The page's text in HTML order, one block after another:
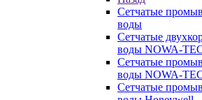
Сетчатые
воды
Сетчатые
воды NOWA-
Сетчатые
воды NOWA-
Сетчатые